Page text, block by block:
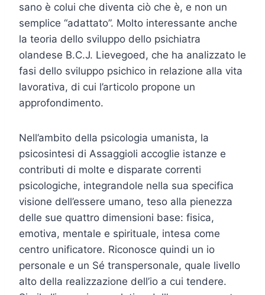
sano è colui che diventa ciò che è, e non un
semplice “adattato”. Molto interessante anche
la teoria dello sviluppo dello psichiatra
olandese B.C.J. Lievegoed, che ha analizzato le
fasi dello sviluppo psichico in relazione alla vita
lavorativa, di cui l’articolo propone un
approfondimento.
Nell’ambito della psicologia umanista, la
psicosintesi di Assaggioli accoglie istanze e
contributi di molte e disparate correnti
psicologiche, integrandole nella sua specifica
visione dell’essere umano, teso alla pienezza
delle sue quattro dimensioni base: fisica,
emotiva, mentale e spirituale, intesa come
centro unificatore. Riconosce quindi un io
personale e un Sé transpersonale, quale livello
alto della realizzazione dell’io a cui tendere.